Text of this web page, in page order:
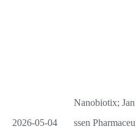
2026-05-04
Nanobiotix; Jan
ssen Pharmaceu